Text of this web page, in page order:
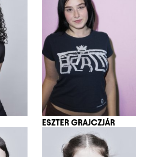
ESZTER GRAJCZJÁR